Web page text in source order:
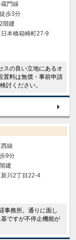
門線
歩3分
階建
本橋箱崎町27-9
スの良い立地にあるオ
置料は無償・事前申請
討ください。
線
9分
建
川2丁目22-4
事務所。通りに面し
ですが不停止機能が